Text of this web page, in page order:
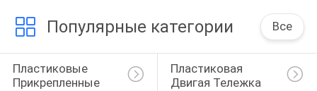
Популярные категории Все
Пластиковые
Прикрепленные
Пластиковая
Двигая Тележка